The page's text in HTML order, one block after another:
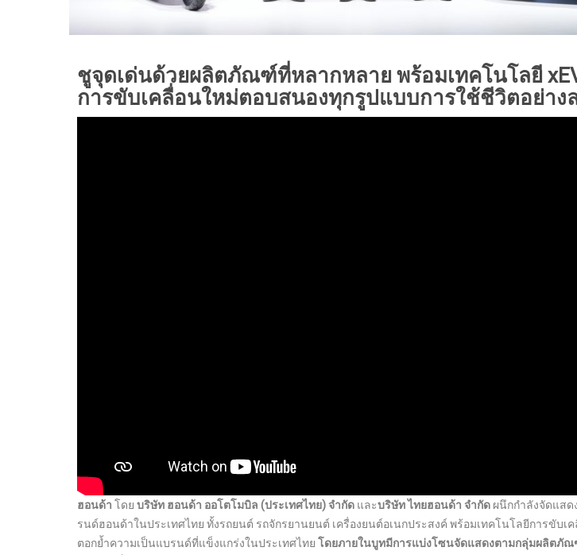
ชูจุดเด่นด้วยผลิตภัณฑ์ที่หลากหลาย พร้อมเทคโนโลยี
การขับเคลื่อนใหม่ตอบสนองทุกรูปแบบการใช้ชีวิตอย่าง
ฮอนด้า โดย บริษัท ฮอนด้า ออโตโมบิล (ประเทศไทย) จำกัด และบริษัท ไทยฮอนด้า จำกัด ผนึกกำลังจัดแส
รนด์ฮอนด้าในประเทศไทย ทั้งรถยนต์ รถจักรยานยนต์ เครื่องยนต์อเนกประสงค์ พร้อมเทคโนโลยีการขับเ
ตอกย้ำความเป็นแบรนด์ที่แข็งแกร่งในประเทศไทย โดยภายในบูทมีการแบ่งโซนจัดแสดงตามกลุ่มผลิตภั